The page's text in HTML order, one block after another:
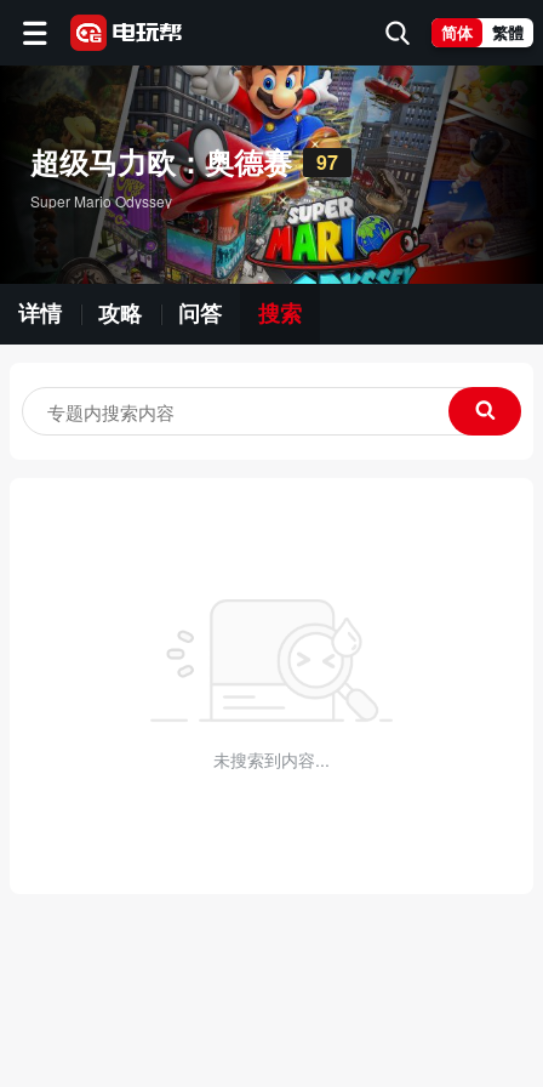
简体 繁體
超级马力欧：奥德赛 97
Super Mario Odyssey
详情 攻略 问答 搜索
未搜索到内容...